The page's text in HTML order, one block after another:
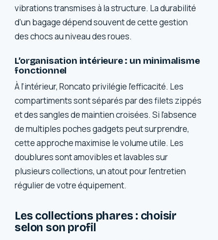
vibrations transmises à la structure. La durabilité
d’un bagage dépend souvent de cette gestion
des chocs au niveau des roues.
L’organisation intérieure : un minimalisme
fonctionnel
À l’intérieur, Roncato privilégie l’efficacité. Les
compartiments sont séparés par des filets zippés
et des sangles de maintien croisées. Si l’absence
de multiples poches gadgets peut surprendre,
cette approche maximise le volume utile. Les
doublures sont amovibles et lavables sur
plusieurs collections, un atout pour l’entretien
régulier de votre équipement.
Les collections phares : choisir
selon son profil